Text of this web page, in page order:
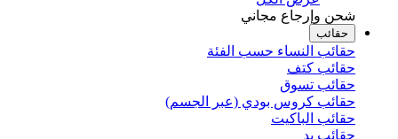
شحن وإرجاع مجاني
حقائب
حقائب النساء حسب الفئة
حقائب كتف
حقائب تسوق
حقائب كروس بودي (عبر الجسم)
حقائب الباكيت
حقائب يد